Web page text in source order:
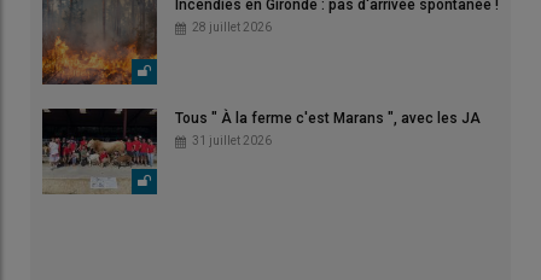
Incendies en Gironde : pas d'arrivée spontanée !
28 juillet 2026
Tous " À la ferme c'est Marans ", avec les JA
31 juillet 2026